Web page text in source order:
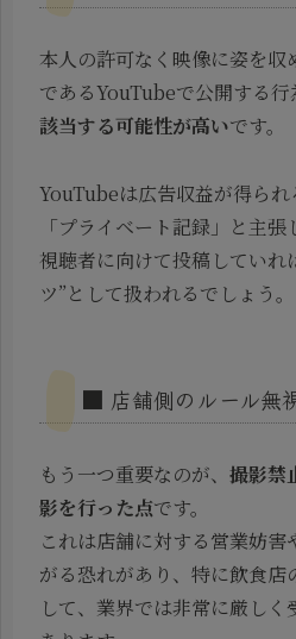
本人の許可なく映像に姿を収
であるYouTubeで公開する行
該当する可能性が高いです。
YouTubeは広告収益が得られ
「プライベート記録」と主
視聴者に向けて投稿していれ
ツ”として扱われるでしょう。
■ 店舗側のルール無
もう一つ重要なのが、 撮影禁
影を行った点です。
これは店舗に対する営業妨害
がる恐れがあり、特に飲食店
して、業界では非常に厳し